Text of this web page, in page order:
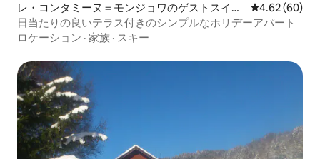
レ・コンタミーヌ＝モンジョワのゲストスイー
ト
レビュー60
4.62 (60)
日当たりの良いテラス付きのシンプルなホリデーアパート
ロケーション · 家族 · スキー